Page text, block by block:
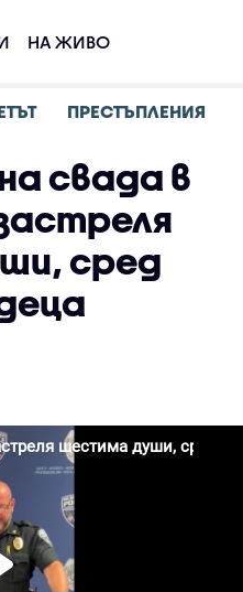
НА ЖИВО
ПРЕСТЪПЛЕНИЯ
свада в
сред